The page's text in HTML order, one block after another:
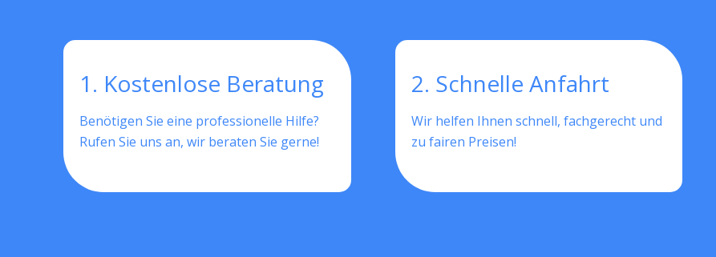
1. Kostenlose Beratung
Benötigen Sie eine professionelle Hilfe?
Rufen Sie uns an, wir beraten Sie gerne!
2. Schnelle Anfahrt
Wir helfen Ihnen schnell, fachgerecht und
zu fairen Preisen!